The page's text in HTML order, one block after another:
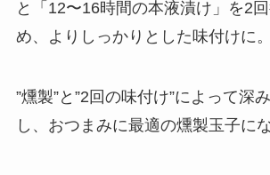
と「12〜16時間の本液漬け」を2
め、よりしっかりとした味付けに。
”燻製”と”2回の味付け”によって深
し、おつまみに最適の燻製玉子に